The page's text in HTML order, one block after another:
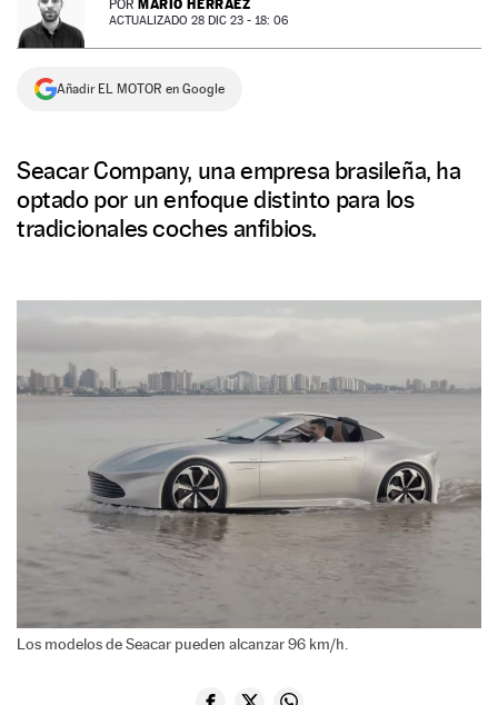
NEWSLETTER
SÍGUENOS
POR MARIO HERRÁEZ
ACTUALIZADO 28 DIC 23 - 18: 06
Añadir EL MOTOR en Google
Seacar Company, una empresa brasileña, ha
optado por un enfoque distinto para los
tradicionales coches anfibios.
Los modelos de Seacar pueden alcanzar 96 km/h.